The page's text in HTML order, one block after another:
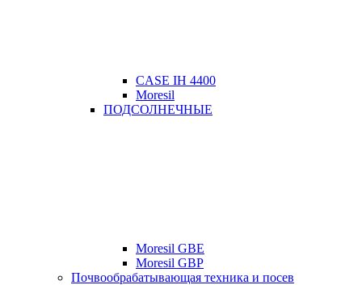
CASE IH 4400
Moresil
ПОДСОЛНЕЧНЫЕ
Moresil GBE
Moresil GBP
Почвообрабатывающая техника и посев